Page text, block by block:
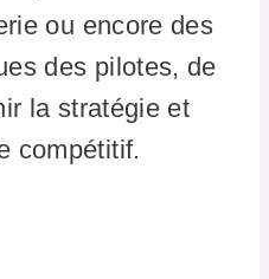
ou encore des
des pilotes, de
la stratégie et
compétitif.